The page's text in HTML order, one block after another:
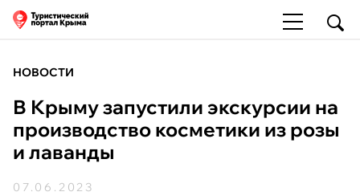
НОВОСТИ
В Крыму запустили экскурсии на
производство косметики из розы
и лаванды
07.06.2023